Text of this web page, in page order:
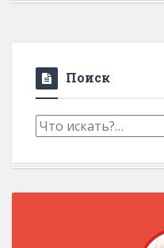
Поиск